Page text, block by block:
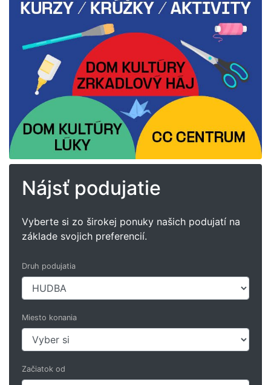
Nájsť podujatie
Vyberte si zo širokej ponuky našich podujatí na
základe svojich preferencií.
Druh podujatia
Miesto konania
Začiatok od